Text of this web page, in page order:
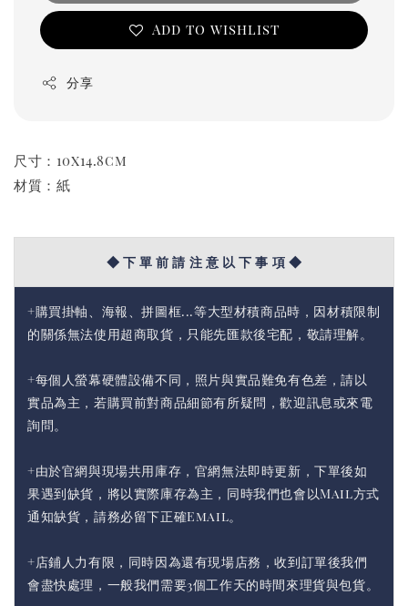
Add to wishlist
分享
尺寸：10x14.8cm
材質：紙
◆ 下 單 前 請 注 意 以 下 事 項 ◆
+購買掛軸、海報、拼圖框...等大型材積商品時，因材積限制
的關係無法使用超商取貨，只能先匯款後宅配，敬請理解。
+每個人螢幕硬體設備不同，照片與實品難免有色差，請以
實品為主，若購買前對商品細節有所疑問，歡迎訊息或來電
詢問。
+由於官網與現場共用庫存，官網無法即時更新，下單後如
果遇到缺貨，將以實際庫存為主，同時我們也會以Mail方式
通知缺貨，請務必留下正確Email。
+店鋪人力有限，同時因為還有現場店務，收到訂單後我們
會盡快處理，一般我們需要3個工作天的時間來理貨與包貨。